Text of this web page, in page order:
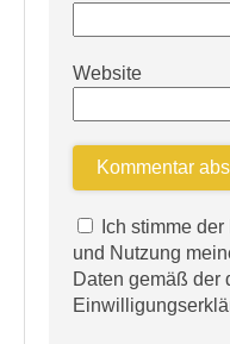
Website
Ich stimme
und Nutzung
Daten gemäß der